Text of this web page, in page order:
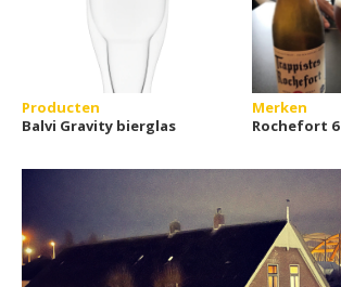
Producten
Balvi Gravity bierglas
Merken
Rochefort 6